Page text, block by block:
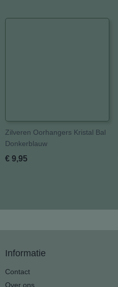
Zilveren Oorhangers Kristal Bal
Donkerblauw
€ 9,95
Informatie
Contact
Over ons